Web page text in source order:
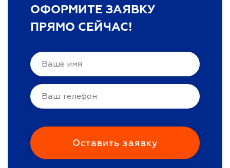
ОФОРМИТЕ ЗАЯВКУ
ПРЯМО СЕЙЧАС!